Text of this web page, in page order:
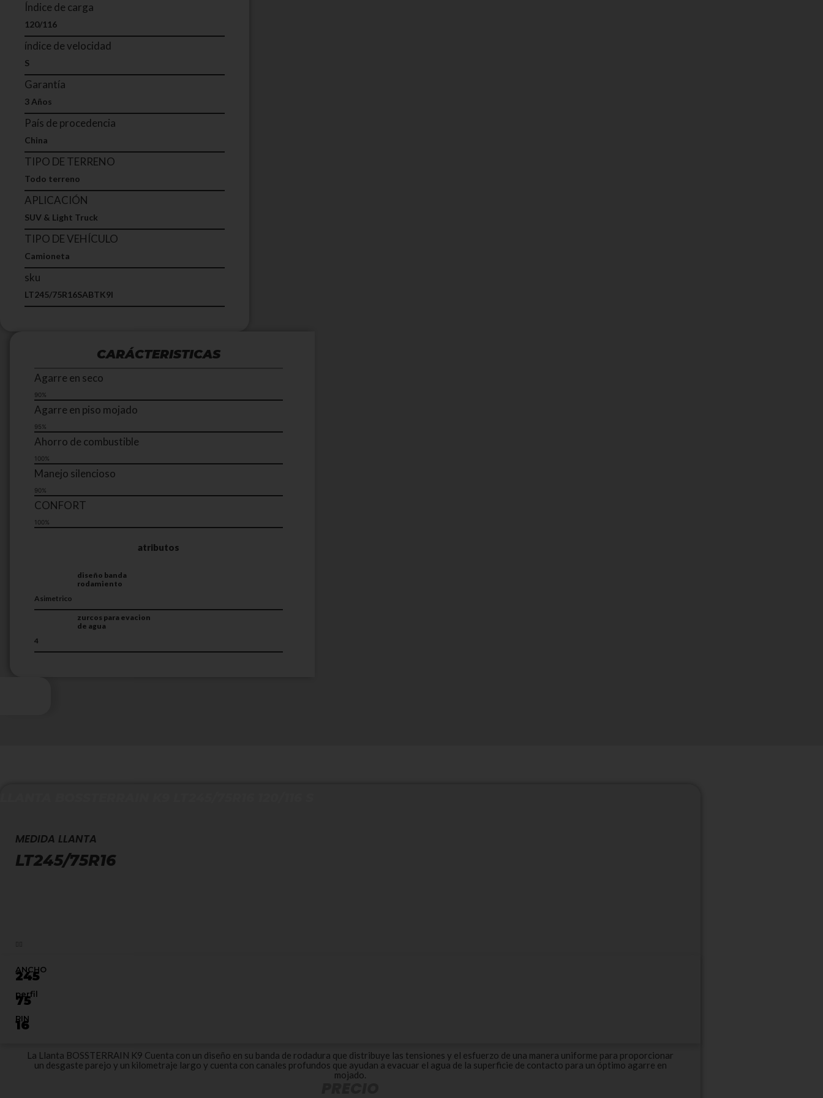
Índice de carga
120/116
índice de velocidad
S
Garantía
3 Años
País de procedencia
China
TIPO DE TERRENO
Todo terreno
APLICACIÓN
SUV & Light Truck
TIPO DE VEHÍCULO
Camioneta
sku
LT245/75R16SABTK9I
CARÁCTERISTICAS
Agarre en seco
90%
Agarre en piso mojado
95%
Ahorro de combustible
100%
Manejo silencioso
90%
CONFORT
100%
atributos
diseño banda
rodamiento
Asimetrico
zurcos para evacion
de agua
4
MEDIDA LLANTA
LT245/75R16
ANCHO
245
perfil
75
RIN
16
La Llanta BOSSTERRAIN K9 Cuenta con un diseño en su banda de rodadura que distribuye las tensiones y el esfuerzo de una manera uniforme para proporcionar
un desgaste parejo y un kilometraje largo y cuenta con canales profundos que ayudan a evacuar el agua de la superficie de contacto para un óptimo agarre en
mojado.